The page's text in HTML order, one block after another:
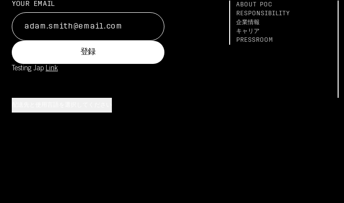
YOUR EMAIL
登録
Testing Jap Link
ABOUT POC
RESPONSIBILITY
企業情報
キャリア
PRESSROOM